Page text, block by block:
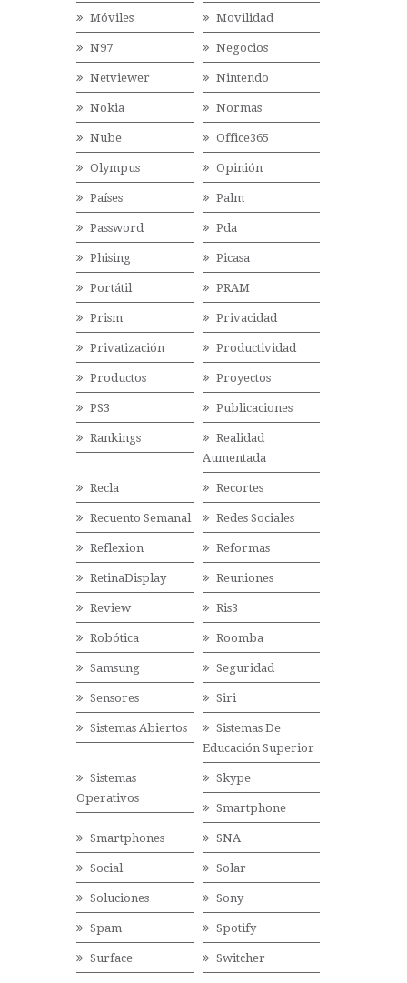
Móviles Movilidad
N97 Negocios
Netviewer Nintendo
Nokia Normas
Nube Office365
Olympus Opinión
Países Palm
Password Pda
Phising Picasa
Portátil PRAM
Prism Privacidad
Privatización Productividad
Productos Proyectos
PS3 Publicaciones
Rankings
Realidad
Aumentada
Recla Recortes
Recuento Semanal Redes Sociales
Reflexion Reformas
RetinaDisplay Reuniones
Review Ris3
Robótica Roomba
Samsung Seguridad
Sensores Siri
Sistemas Abiertos
Sistemas De
Educación Superior
Sistemas
Operativos
Skype
Smartphone
Smartphones SNA
Social Solar
Soluciones Sony
Spam Spotify
Surface Switcher